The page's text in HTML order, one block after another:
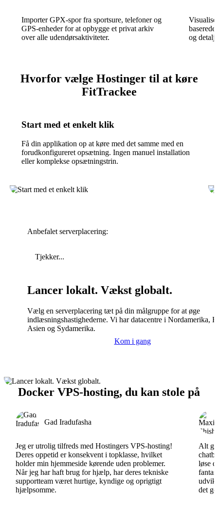
Importer GPX-spor fra sportsure, telefoner og
GPS-enheder for at opbygge et privat arkiv
over alle udendørsaktiviteter.
og
Hvorfor vælge Hostinger til at køre
FitTrackee
Start med et enkelt klik
Få din applikation op at køre med det samme med en
forudkonfigureret opsætning. Ingen manuel installation
eller komplekse opsætningstrin.
Anbefalet serverplacering:
Tjekker...
Lancer lokalt. Vækst globalt.
Vælg en serverplacering tæt på din målgruppe for at øge
indlæsningshastighederne. Vi har datacentre i Nordamerika,
Asien og Sydamerika.
Kom i gang
Docker VPS-hosting, du kan stole på
Gad Iradufasha
Jeg er utrolig tilfreds med Hostingers VPS-hosting!
Deres oppetid er konsekvent i topklasse, hvilket
holder min hjemmeside kørende uden problemer.
Når jeg har haft brug for hjælp, har deres tekniske
supportteam været hurtige, kyndige og oprigtigt
hjælpsomme.
Alt
løse
det